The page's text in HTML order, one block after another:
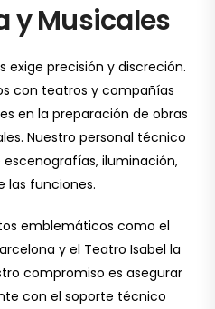
y Musicales
exige precisión y discreción.
con teatros y compañías
en la preparación de obras
Nuestro personal técnico
iluminación,
las funciones.
emblemáticos como el
y el Teatro Isabel la
compromiso es asegurar
con el soporte técnico